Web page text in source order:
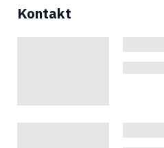
Kontakt